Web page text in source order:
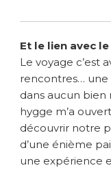
Et le lien avec
Le voyage c’est
rencontres… une
dans aucun bien
hygge m’a
découvrir notre
d’une énième
une expérience